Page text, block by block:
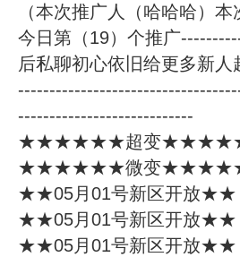
（本次推广人（哈哈哈）
今日第（19）个推广
后私聊初心依旧给更多新人
----------------------------
★★★★★★超变★★★★★★
★★★★★★微变★★★★★★
★★05月01号新区开放★★
★★05月01号新区开放★★
★★05月01号新区开放★★